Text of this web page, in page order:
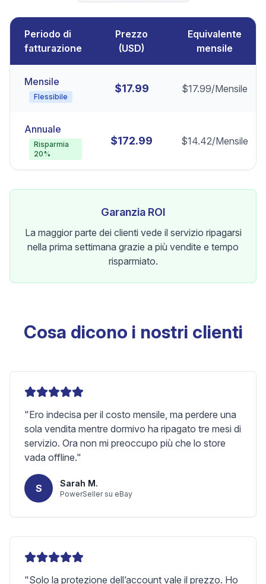
Periodo di
fatturazione
Prezzo
(USD)
Equivalente
mensile
Mensile
Flessibile
$17.99 $17.99/Mensile
Annuale
Risparmia
20%
$172.99 $14.42/Mensile
Garanzia ROI
La maggior parte dei clienti vede il servizio ripagarsi
nella prima settimana grazie a più vendite e tempo
risparmiato.
Cosa dicono i nostri clienti
"Ero indecisa per il costo mensile, ma perdere una
sola vendita mentre dormivo ha ripagato tre mesi di
servizio. Ora non mi preoccupo più che lo store
vada offline."
S Sarah M.
PowerSeller su eBay
"Solo la protezione dell’account vale il prezzo. Ho